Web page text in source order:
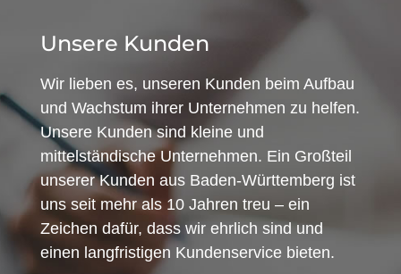
Unsere Kunden
Wir lieben es, unseren Kunden beim Aufbau
und Wachstum ihrer Unternehmen zu helfen.
Unsere Kunden sind kleine und
mittelständische Unternehmen. Ein Großteil
unserer Kunden aus Baden-Württemberg ist
uns seit mehr als 10 Jahren treu – ein
Zeichen dafür, dass wir ehrlich sind und
einen langfristigen Kundenservice bieten.